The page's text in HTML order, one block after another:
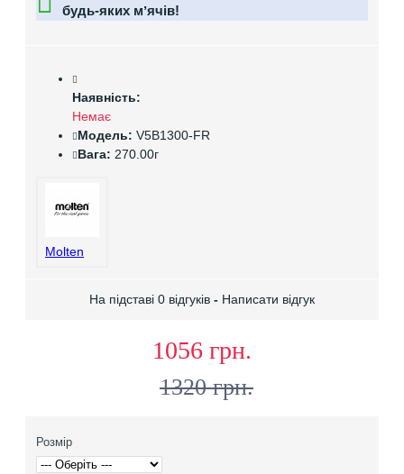
будь-яких мʼячів!
Наявність:
Немає
Модель: V5B1300-FR
Вага: 270.00г
Molten
На підставі 0 відгуків - Написати відгук
1056 грн.
1320 грн.
Розмір